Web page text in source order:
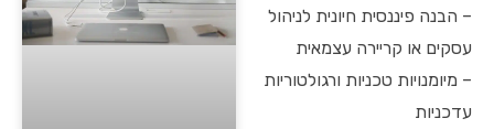
– הבנה פיננסית חיונית לניהול
עסקים או קריירה עצמאית
– מיומנויות טכניות ורגולטוריות
עדכניות